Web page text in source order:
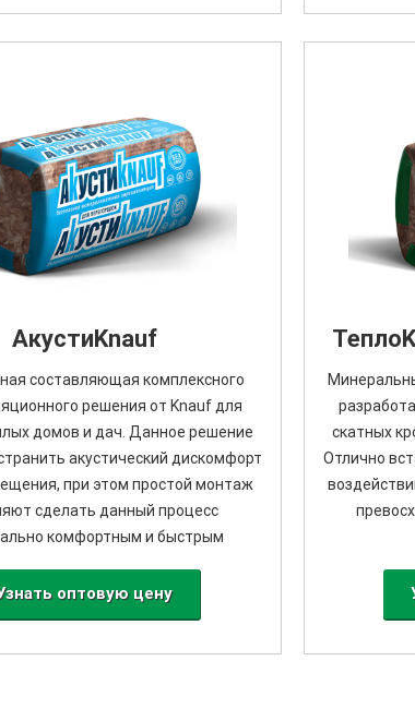
АкустиKnauf
составляющая комплексного
решения от Knauf для
домов и дач. Данное решение
акустический дискомфорт
при этом простой монтаж
сделать данный процесс
комфортным и быстрым
оптовую цену
скатных
Отлично